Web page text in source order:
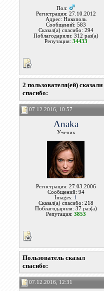
Пол:
Регистрация: 27.10.2012
Адрес: Никополь
Сообщений: 583
Сказал(а) спасибо: 294
Поблагодарили: 312 раз(а)
Репутация: 34433
2 пользователя(ей) сказали
cпасибо:
07.12.2016, 10:57
Anaka
Ученик
Регистрация: 27.03.2006
Сообщений: 94
Images: 1
Сказал(а) спасибо: 218
Поблагодарили: 37 раз(а)
Репутация: 3853
Пользователь сказал
cпасибо:
07.12.2016, 12:31